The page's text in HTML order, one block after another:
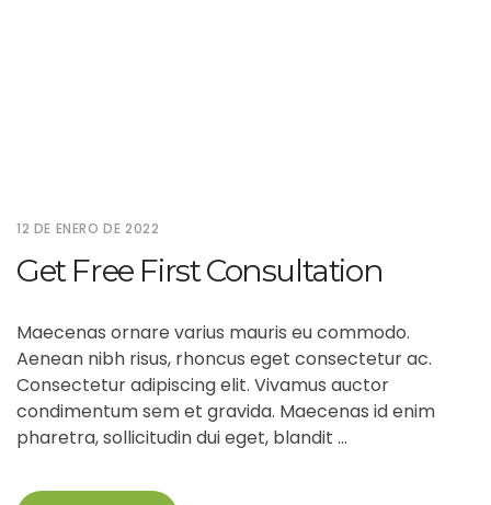
12 DE ENERO DE 2022
Get Free First Consultation
Maecenas ornare varius mauris eu commodo.
Aenean nibh risus, rhoncus eget consectetur ac.
Consectetur adipiscing elit. Vivamus auctor
condimentum sem et gravida. Maecenas id enim
pharetra, sollicitudin dui eget, blandit ...